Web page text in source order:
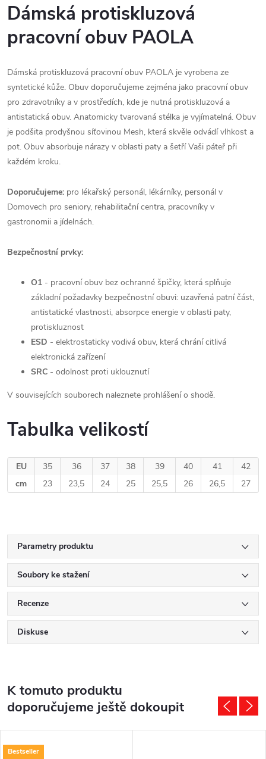
Dámská protiskluzová
pracovní obuv PAOLA
Dámská protiskluzová pracovní obuv PAOLA je vyrobena ze
syntetické kůže. Obuv doporučujeme zejména jako pracovní obuv
pro zdravotníky a v prostředích, kde je nutná protiskluzová a
antistatická obuv. Anatomicky tvarovaná stélka je vyjímatelná. Obuv
je podšita prodyšnou síťovinou Mesh, která skvěle odvádí vlhkost a
pot. Obuv absorbuje nárazy v oblasti paty a šetří Vaši páteř při
každém kroku.
Doporučujeme: pro lékařský personál, lékárníky, personál v
Domovech pro seniory, rehabilitační centra, pracovníky v
gastronomii a jídelnách.
Bezpečnostní prvky:
O1 - pracovní obuv bez ochranné špičky, která splňuje
základní požadavky bezpečnostní obuvi: uzavřená patní část,
antistatické vlastnosti, absorpce energie v oblasti paty,
protiskluznost
ESD - elektrostaticky vodivá obuv, která chrání citlivá
elektronická zařízení
SRC - odolnost proti uklouznutí
V souvisejících souborech naleznete prohlášení o shodě.
Tabulka velikostí
EU 35 36 37 38 39 40 41
42
cm
23 23,5 24 25 25,5 26 26,5 27
Parametry produktu
Soubory ke stažení
Recenze
Diskuse
K tomuto produktu
doporučujeme ještě dokoupit
Bestseller